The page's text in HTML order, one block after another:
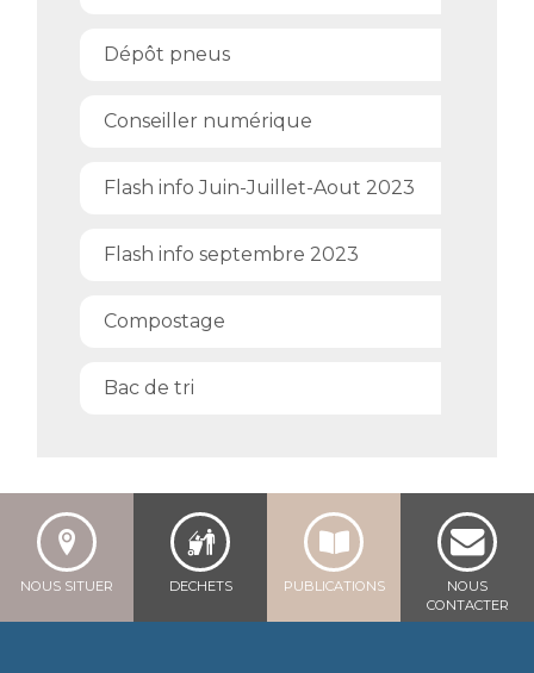
Dépôt pneus
Conseiller numérique
Flash info Juin-Juillet-Aout 2023
Flash info septembre 2023
Compostage
Bac de tri
NOUS SITUER DECHETS PUBLICATIONS
NOUS
CONTACTER